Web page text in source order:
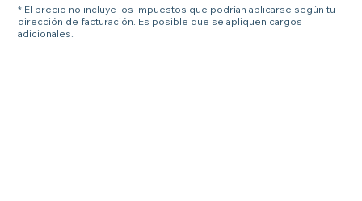
* El precio no incluye los impuestos que podrían aplicarse según tu
dirección de facturación. Es posible que se apliquen cargos
adicionales.